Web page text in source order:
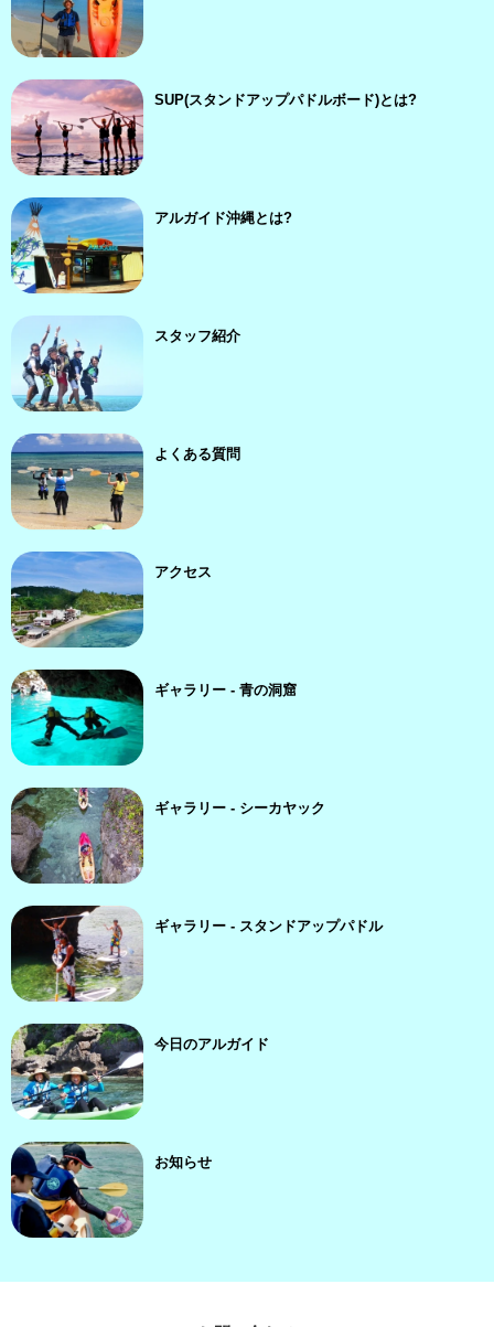
SUP(スタンドアップパドルボード)とは?
アルガイド沖縄とは?
スタッフ紹介
よくある質問
アクセス
ギャラリー - 青の洞窟
ギャラリー - シーカヤック
ギャラリー - スタンドアップパドル
今日のアルガイド
お知らせ